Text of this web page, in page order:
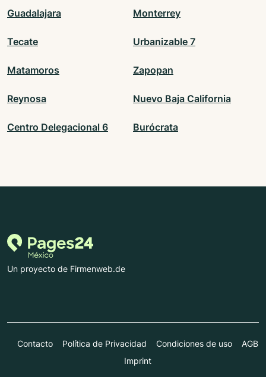
Guadalajara Monterrey
Tecate Urbanizable 7
Matamoros Zapopan
Reynosa Nuevo Baja California
Centro Delegacional 6 Burócrata
Un proyecto de Firmenweb.de
Contacto Política de Privacidad Condiciones de uso
AGB
Imprint